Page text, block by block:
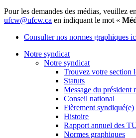
Pour les demandes des médias, veuillez
ufcw@ufcw.ca en indiquant le mot «
Consulter nos normes graphiques
Notre syndicat
Notre syndicat
Trouvez votre section
Statuts
Message du président
Conseil national
Fièrement syndiqué(e)
Histoire
Rapport annuel des
Normes graphiques